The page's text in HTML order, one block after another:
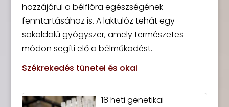
hozzájárul a bélflóra egészségének
fenntartásához is. A laktulóz tehát egy
sokoldalú gyógyszer, amely természetes
módon segíti elő a bélműködést.
Székrekedés tünetei és okai
18 heti genetikai